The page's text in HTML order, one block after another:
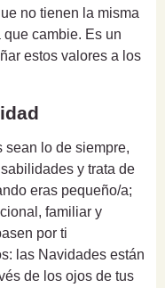
no tienen la misma
cambie. Es un
estos valores a los
sean lo de siempre,
y trata de
eras pequeño/a;
familiar y
por ti
las Navidades están
de los ojos de tus